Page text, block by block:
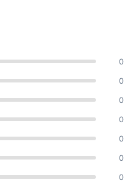
0
0
0
0
0
0
0